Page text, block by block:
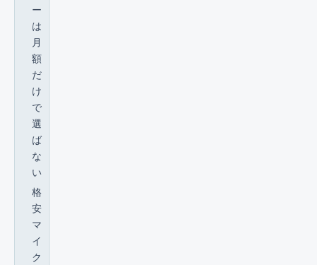
ー
は
月
額
だ
け
で
選
ば
な
い
格
安
マ
イ
ク